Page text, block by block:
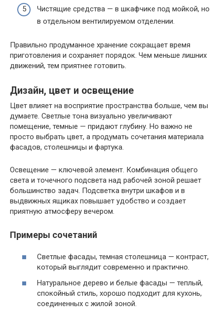
Чистящие средства — в шкафчике под мойкой, но
в отдельном вентилируемом отделении.
Правильно продуманное хранение сокращает время
приготовления и сохраняет порядок. Чем меньше лишних
движений, тем приятнее готовить.
Дизайн, цвет и освещение
Цвет влияет на восприятие пространства больше, чем вы
думаете. Светлые тона визуально увеличивают
помещение, темные — придают глубину. Но важно не
просто выбрать цвет, а продумать сочетания материала
фасадов, столешницы и фартука.
Освещение — ключевой элемент. Комбинация общего
света и точечного подсвета над рабочей зоной решает
большинство задач. Подсветка внутри шкафов и в
выдвижных ящиках повышает удобство и создает
приятную атмосферу вечером.
Примеры сочетаний
Светлые фасады, темная столешница — контраст,
который выглядит современно и практично.
Натуральное дерево и белые фасады — теплый,
спокойный стиль, хорошо подходит для кухонь,
соединенных с жилой зоной.